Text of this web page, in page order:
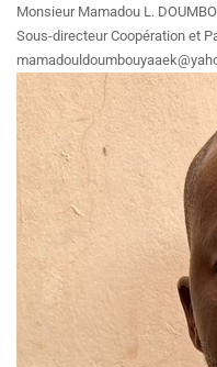
Monsieur Mamadou L.
Sous-directeur Coopération et